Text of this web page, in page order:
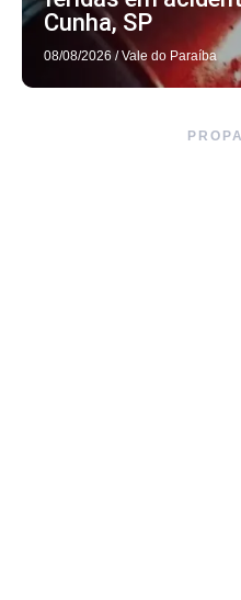
Cunha, SP
08/08/2026 / Vale do Paraíba